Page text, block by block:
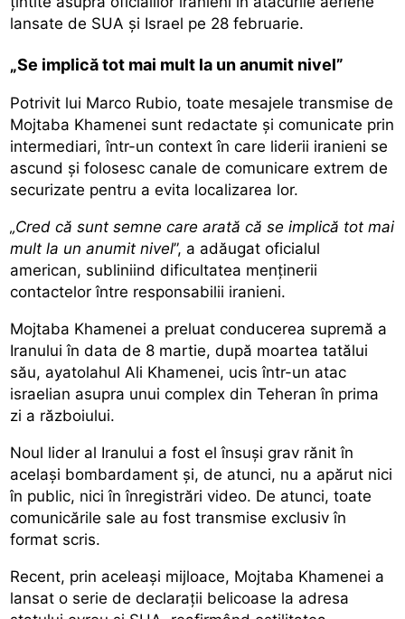
lansate de SUA și Israel pe 28 februarie.
„Se implică tot mai mult la un anumit nivel”
Potrivit lui Marco Rubio, toate mesajele transmise de
Mojtaba Khamenei sunt redactate și comunicate prin
intermediari, într-un context în care liderii iranieni se
ascund și folosesc canale de comunicare extrem de
securizate pentru a evita localizarea lor.
„Cred că sunt semne care arată că se implică tot mai
mult la un anumit nivel”, a adăugat oficialul
american, subliniind dificultatea menținerii
contactelor între responsabilii iranieni.
Mojtaba Khamenei a preluat conducerea supremă a
Iranului în data de 8 martie, după moartea tatălui
său, ayatolahul Ali Khamenei, ucis într-un atac
israelian asupra unui complex din Teheran în prima
zi a războiului.
Noul lider al Iranului a fost el însuși grav rănit în
același bombardament și, de atunci, nu a apărut nici
în public, nici în înregistrări video. De atunci, toate
comunicările sale au fost transmise exclusiv în
format scris.
Recent, prin aceleași mijloace, Mojtaba Khamenei a
lansato serie de declarații belicoase la adresa